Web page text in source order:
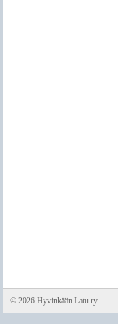
© 2026 Hyvinkään Latu ry.